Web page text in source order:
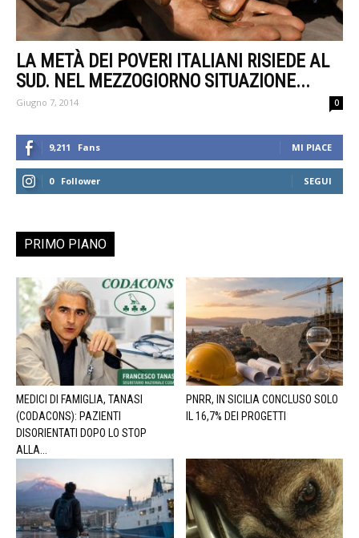
LA METÀ DEI POVERI ITALIANI RISIEDE AL
SUD. NEL MEZZOGIORNO SITUAZIONE...
Giugno 7, 2014 0
9,211 Fans MI PIACE
0 Follower SEGUI
PRIMO PIANO
MEDICI DI FAMIGLIA, TANASI
(CODACONS): PAZIENTI
DISORIENTATI DOPO LO STOP
ALLA...
PNRR, IN SICILIA CONCLUSO SOLO
IL 16,7% DEI PROGETTI